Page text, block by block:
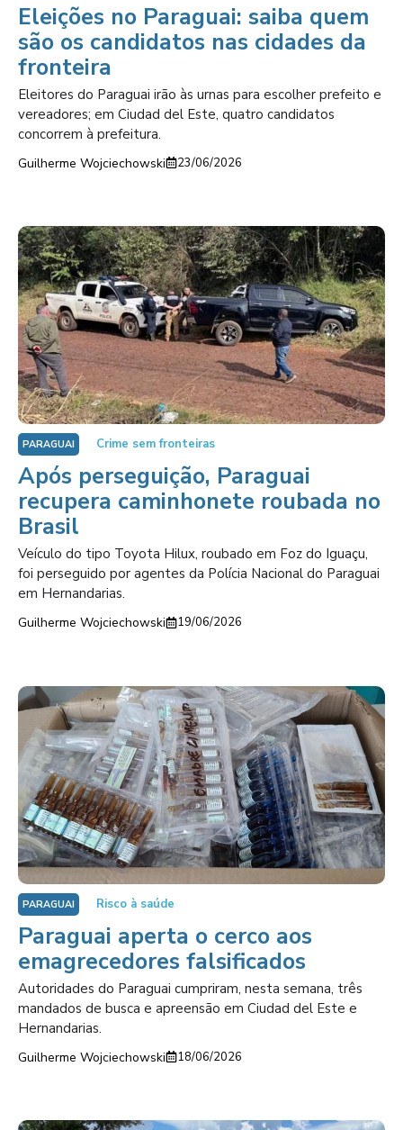
Eleições no Paraguai: saiba quem
são os candidatos nas cidades da
fronteira
Eleitores do Paraguai irão às urnas para escolher prefeito e
vereadores; em Ciudad del Este, quatro candidatos
concorrem à prefeitura.
Guilherme Wojciechowski 23/06/2026
PARAGUAI Crime sem fronteiras
Após perseguição, Paraguai
recupera caminhonete roubada no
Brasil
Veículo do tipo Toyota Hilux, roubado em Foz do Iguaçu,
foi perseguido por agentes da Polícia Nacional do Paraguai
em Hernandarias.
Guilherme Wojciechowski 19/06/2026
PARAGUAI Risco à saúde
Paraguai aperta o cerco aos
emagrecedores falsificados
Autoridades do Paraguai cumpriram, nesta semana, três
mandados de busca e apreensão em Ciudad del Este e
Hernandarias.
Guilherme Wojciechowski 18/06/2026